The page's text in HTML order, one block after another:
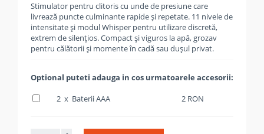
Stimulator pentru clitoris cu unde de presiune care
livrează puncte culminante rapide și repetate. 11 nivele de
intensitate și modul Whisper pentru utilizare discretă,
extrem de silențios. Compact și viguros la apă, grozav
pentru călătorii și momente în cadă sau dușul privat.
Optional puteti adauga in cos urmatoarele accesorii:
2 x Baterii AAA
2 RON